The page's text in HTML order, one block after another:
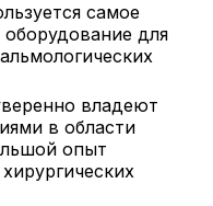
самое
для
владеют
в области
опыт